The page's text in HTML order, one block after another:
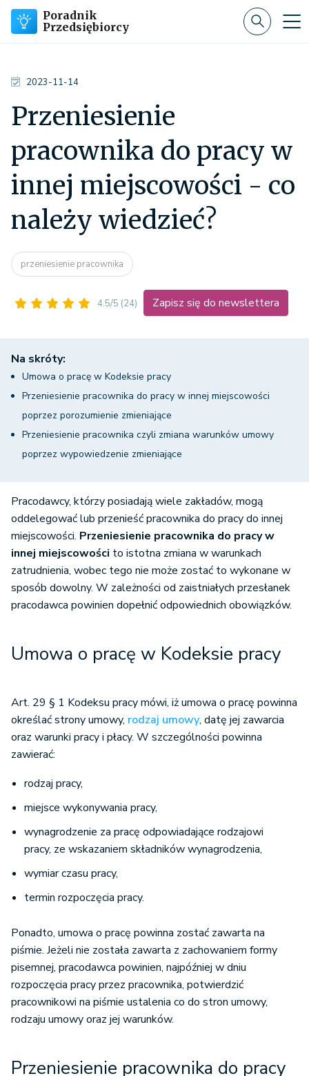
Poradnik
Przedsiębiorcy
2023-11-14
Przeniesienie
pracownika do pracy w
innej miejscowości - co
należy wiedzieć?
przeniesienie pracownika
4.5/5 (24) Zapisz się do newslettera
Na skróty:
Umowa o pracę w Kodeksie pracy
Przeniesienie pracownika do pracy w innej miejscowości
poprzez porozumienie zmieniające
Przeniesienie pracownika czyli zmiana warunków umowy
poprzez wypowiedzenie zmieniające
Pracodawcy, którzy posiadają wiele zakładów, mogą
oddelegować lub przenieść pracownika do pracy do innej
miejscowości. Przeniesienie pracownika do pracy w
innej miejscowości to istotna zmiana w warunkach
zatrudnienia, wobec tego nie może zostać to wykonane w
sposób dowolny. W zależności od zaistniałych przesłanek
pracodawca powinien dopełnić odpowiednich obowiązków.
Umowa o pracę w Kodeksie pracy
Art. 29 § 1 Kodeksu pracy mówi, iż umowa o pracę powinna
określać strony umowy, rodzaj umowy, datę jej zawarcia
oraz warunki pracy i płacy. W szczególności powinna
zawierać:
rodzaj pracy,
miejsce wykonywania pracy,
wynagrodzenie za pracę odpowiadające rodzajowi
pracy, ze wskazaniem składników wynagrodzenia,
wymiar czasu pracy,
termin rozpoczęcia pracy.
Ponadto, umowa o pracę powinna zostać zawarta na
piśmie. Jeżeli nie została zawarta z zachowaniem formy
pisemnej, pracodawca powinien, najpóźniej w dniu
rozpoczęcia pracy przez pracownika, potwierdzić
pracownikowi na piśmie ustalenia co do stron umowy,
rodzaju umowy oraz jej warunków.
Przeniesienie pracownika do pracy